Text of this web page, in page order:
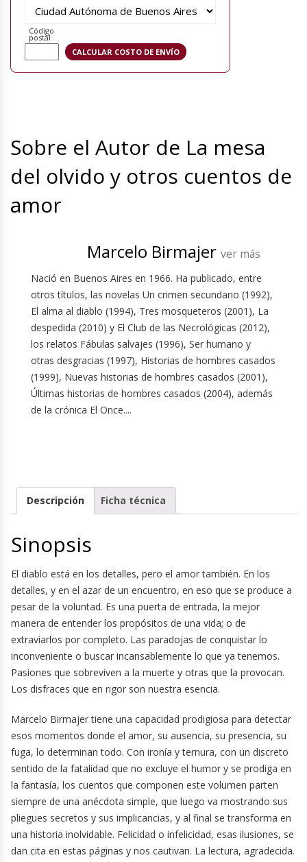
Código
postal
Sobre el Autor de La mesa
del olvido y otros cuentos de
amor
Marcelo Birmajer ver más
Nació en Buenos Aires en 1966. Ha publicado, entre
otros títulos, las novelas Un crimen secundario (1992),
El alma al diablo (1994), Tres mosqueteros (2001), La
despedida (2010) y El Club de las Necrológicas (2012),
los relatos Fábulas salvajes (1996), Ser humano y
otras desgracias (1997), Historias de hombres casados
(1999), Nuevas historias de hombres casados (2001),
Últimas historias de hombres casados (2004), además
de la crónica El Once....
Descripción Ficha técnica
Sinopsis
El diablo está en los detalles, pero el amor también. En los
detalles, y en el azar de un encuentro, en eso que se produce a
pesar de la voluntad. Es una puerta de entrada, la mejor
manera de entender los propósitos de una vida; o de
extraviarlos por completo. Las paradojas de conquistar lo
inconveniente o buscar incansablemente lo que ya tenemos.
Pasiones que sobreviven a la muerte y otras que la provocan.
Los disfraces que en rigor son nuestra esencia.
Marcelo Birmajer tiene una capacidad prodigiosa para detectar
esos momentos donde el amor, su ausencia, su presencia, su
fuga, lo determinan todo. Con ironía y ternura, con un discreto
sentido de la fatalidad que no excluye el humor y se prodiga en
la fantasía, los cuentos que componen este volumen parten
siempre de una anécdota simple, que luego va mostrando sus
pliegues secretos y sus implicancias, y al final se transforma en
una historia inolvidable. Felicidad o infelicidad, esas ilusiones, se
dan cita en estas páginas y nos cautivan. La lectura, agradecida.